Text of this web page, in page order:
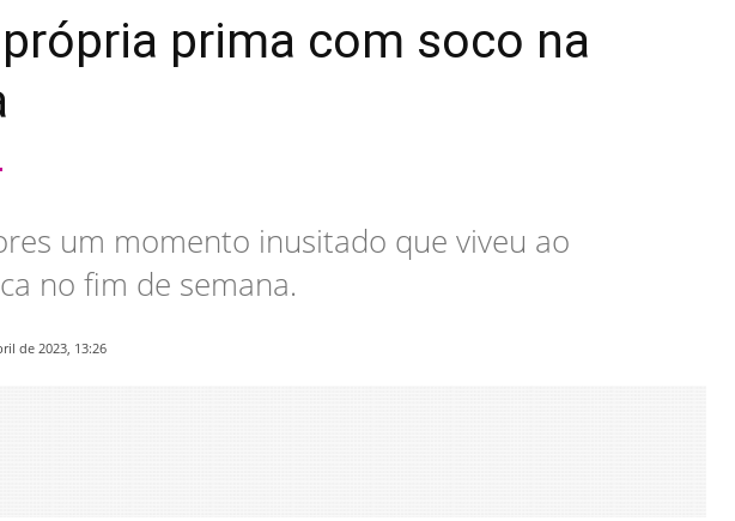
prima com soco na
um momento inusitado que viveu ao
no fim de semana.
de 2023, 13:26